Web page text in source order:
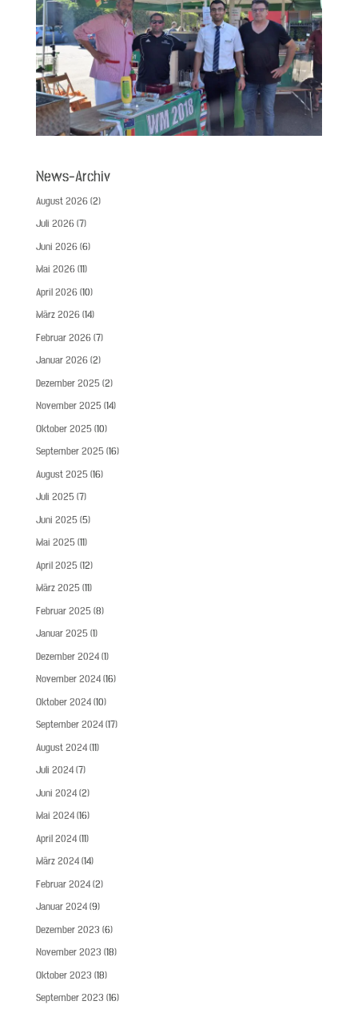
News-Archiv
August 2026(2)
Juli 2026(7)
Juni 2026(6)
Mai 2026(11)
April 2026(10)
März 2026(14)
Februar 2026(7)
Januar 2026(2)
Dezember 2025(2)
November 2025(14)
Oktober 2025(10)
September 2025(16)
August 2025(16)
Juli 2025(7)
Juni 2025(5)
Mai 2025(11)
April 2025(12)
März 2025(11)
Februar 2025(8)
Januar 2025(1)
Dezember 2024(1)
November 2024(16)
Oktober 2024(10)
September 2024(17)
August 2024(11)
Juli 2024(7)
Juni 2024(2)
Mai 2024(16)
April 2024(11)
März 2024(14)
Februar 2024(2)
Januar 2024(9)
Dezember 2023 (6)
November 2023 (18)
Oktober 2023 (18)
September 2023 (16)